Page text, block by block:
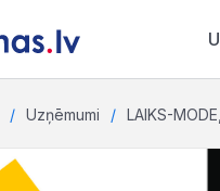
Uzņēmumi LAIKS-